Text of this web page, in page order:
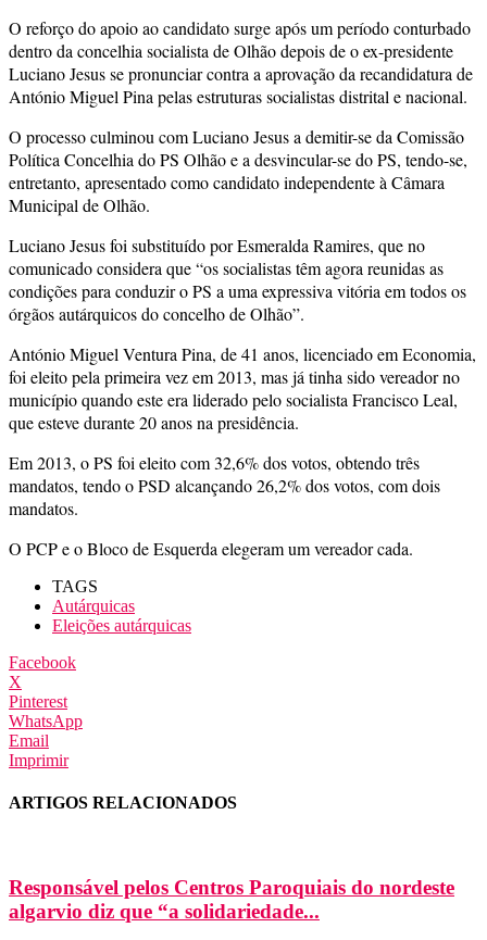
O reforço do apoio ao candidato surge após um período conturbado
dentro da concelhia socialista de Olhão depois de o ex-presidente
Luciano Jesus se pronunciar contra a aprovação da recandidatura de
António Miguel Pina pelas estruturas socialistas distrital e nacional.
O processo culminou com Luciano Jesus a demitir-se da Comissão
Política Concelhia do PS Olhão e a desvincular-se do PS, tendo-se,
entretanto, apresentado como candidato independente à Câmara
Municipal de Olhão.
Luciano Jesus foi substituído por Esmeralda Ramires, que no
comunicado considera que “os socialistas têm agora reunidas as
condições para conduzir o PS a uma expressiva vitória em todos os
órgãos autárquicos do concelho de Olhão”.
António Miguel Ventura Pina, de 41 anos, licenciado em Economia,
foi eleito pela primeira vez em 2013, mas já tinha sido vereador no
município quando este era liderado pelo socialista Francisco Leal,
que esteve durante 20 anos na presidência.
Em 2013, o PS foi eleito com 32,6% dos votos, obtendo três
mandatos, tendo o PSD alcançando 26,2% dos votos, com dois
mandatos.
O PCP e o Bloco de Esquerda elegeram um vereador cada.
TAGS
Autárquicas
Eleições autárquicas
Facebook
X
Pinterest
WhatsApp
Email
Imprimir
ARTIGOS RELACIONADOS
Responsável pelos Centros Paroquiais do nordeste
algarvio diz que “a solidariedade...